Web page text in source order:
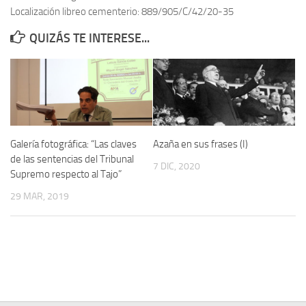
Memoria Histórica
Investigación previa de la represión en Talavera de la Reina (1937-
Informe Represión en Toledo 1936-1947 | Buscador
Informe de la fosa de abril de 1939 de Tembleque
Enciclopedia Republicana
Militantes históricos IR
Personajes republicanos
Localización libreo cementerio: 889/905/C/42/20-35
QUIZÁS TE INTERESE...
Galería fotográfica: “Las claves
de las sentencias del Tribunal
Supremo respecto al Tajo”
29 MAR, 2019
Azaña en sus frases (I)
7 DIC, 2020